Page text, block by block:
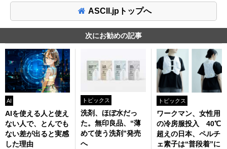
ASCII.jpトップへ
次にお勧めの記事
AI
AIを使える人と使え
ない人で、とんでも
ない差が出ると実感
した理由
トピックス
洗剤、ほぼ水だっ
た。無印良品、“薄
めて使う洗剤”発売
へ
トピックス
ワークマン、女性用
の冷房服投入 40℃
超えの日本、ペルチ
ェ素子は“普段着”に